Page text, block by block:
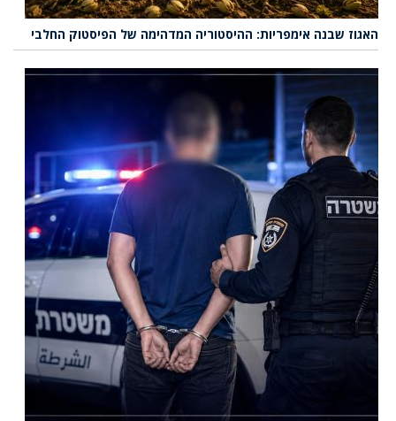
האגוז שבנה אימפריות: ההיסטוריה המדהימה של הפיסטוק החלבי